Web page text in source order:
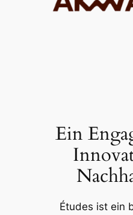
Ein
Études ist ein